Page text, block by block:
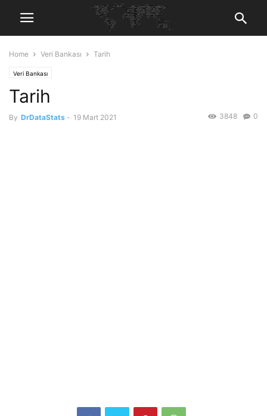
Home Veri Bankası Tarih
Veri Bankası
Tarih
By DrDataStats - 19 Mart 2021 0
3848